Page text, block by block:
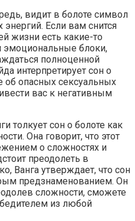
видит в болоте символ
энергий. Если вам снится
жизни есть какие-то
блоки,
полноценной
интерпретирует сон о
об опасных сексуальных
вас к негативным
толкует сон о болоте как
Она говорит, что этот
о сложностях и
преодолеть в
Ванга утверждает, что сон
предзнаменованием. Он
сложности, сможете
из любой